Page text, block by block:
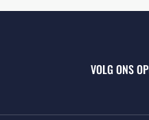
VOLG ONS OP